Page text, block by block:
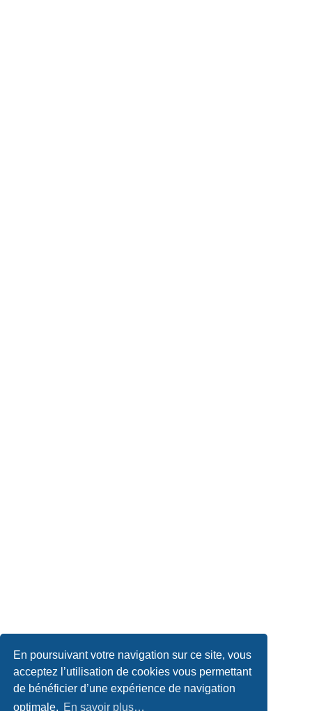
En poursuivant votre navigation sur ce site, vous
acceptez l’utilisation de cookies vous permettant
de bénéficier d’une expérience de navigation
optimale. En savoir plus…